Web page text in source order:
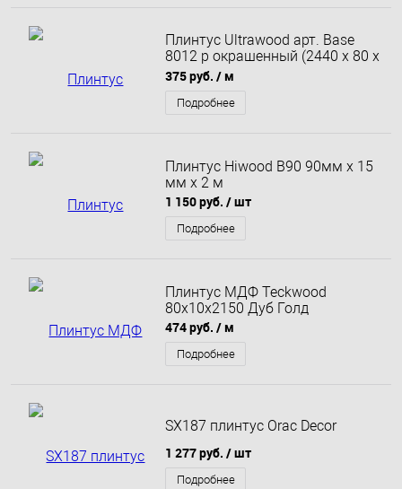
Плинтус Ultrawood арт. Base
8012 p окрашенный (2440 x 80 x
12 мм)
375 руб. / м
Подробнее
Плинтус Hiwood B90 90мм х 15
мм х 2 м
1 150 руб. / шт
Подробнее
Плинтус МДФ Teckwood
80х10х2150 Дуб Голд
474 руб. / м
Подробнее
SX187 плинтус Orac Decor
1 277 руб. / шт
Подробнее